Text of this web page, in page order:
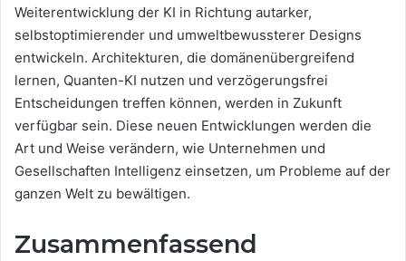
Weiterentwicklung der KI in Richtung autarker,
selbstoptimierender und umweltbewussterer Designs
entwickeln. Architekturen, die domänenübergreifend
lernen, Quanten-KI nutzen und verzögerungsfrei
Entscheidungen treffen können, werden in Zukunft
verfügbar sein. Diese neuen Entwicklungen werden die
Art und Weise verändern, wie Unternehmen und
Gesellschaften Intelligenz einsetzen, um Probleme auf der
ganzen Welt zu bewältigen.
Zusammenfassend